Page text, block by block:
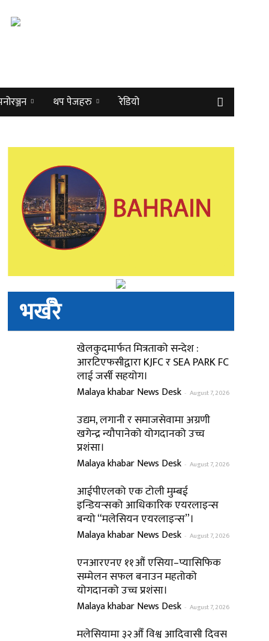
थप पेजहरु रेडियो
भर्खरै
खेलकुदमार्फत मित्रताको सन्देश :
आरटिएफसीद्वारा KJFC र SEA PARK FC
लाई जर्सी सहयोग।
Malaya khabar News Desk - August 7, 2026
उद्यम, लगानी र समाजसेवामा अग्रणी
खगेन्द्र न्यौपानेको योगदानको उच्च
प्रशंसा।
Malaya khabar News Desk - August 7, 2026
आईपीएलको एक टोली मुम्बई
इन्डियन्सको आधिकारिक एयरलाइन्स
बन्यो “मलेसियन एयरलाइन्स”।
Malaya khabar News Desk - August 7, 2026
एनआरएनए ११औं एसिया–प्यासिफिक
सम्मेलन सफल बनाउन महतोको
योगदानको उच्च प्रशंसा।
Malaya khabar News Desk - August 7, 2026
मलेसियामा ३२औँ विश्व आदिवासी दिवस